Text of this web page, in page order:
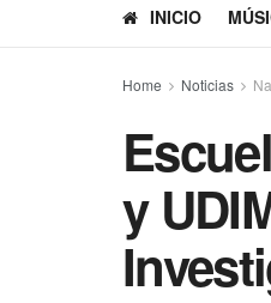
INICIO
Home Noticias
y